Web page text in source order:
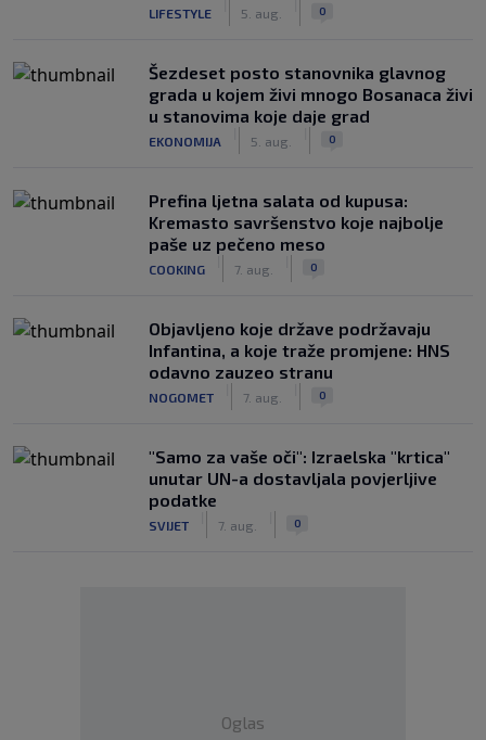
LIFESTYLE 5. aug. 0
Šezdeset posto stanovnika glavnog
grada u kojem živi mnogo Bosanaca živi
u stanovima koje daje grad
EKONOMIJA 5. aug. 0
Prefina ljetna salata od kupusa:
Kremasto savršenstvo koje najbolje
paše uz pečeno meso
COOKING 7. aug. 0
Objavljeno koje države podržavaju
Infantina, a koje traže promjene: HNS
odavno zauzeo stranu
NOGOMET 7. aug. 0
"Samo za vaše oči": Izraelska "krtica"
unutar UN-a dostavljala povjerljive
podatke
SVIJET 7. aug. 0
Oglas